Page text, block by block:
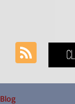
Blog